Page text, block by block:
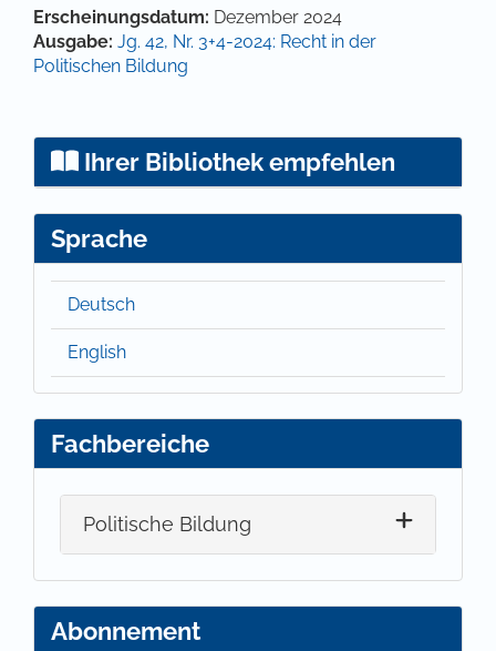
Artikel-Details
Erscheinungsdatum: Dezember 2024
Ausgabe: Jg. 42, Nr. 3+4-2024: Recht in der
Politischen Bildung
Ihrer Bibliothek empfehlen
Sprache
Deutsch
English
Fachbereiche
Politische Bildung
Abonnement